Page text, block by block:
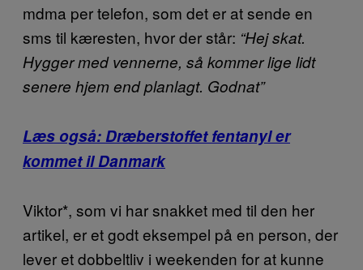
mdma per telefon, som det er at sende en
sms til kæresten, hvor der står: “Hej skat.
Hygger med vennerne, så kommer lige lidt
senere hjem end planlagt. Godnat”
Læs også: Dræberstoffet fentanyl er
kommet il Danmark
Viktor*, som vi har snakket med til den her
artikel, er et godt eksempel på en person, der
lever et dobbeltliv i weekenden for at kunne